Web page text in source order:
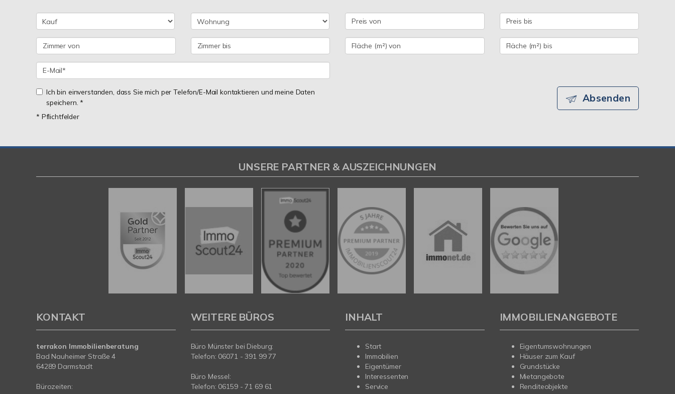
Ich bin einverstanden, dass Sie mich per Telefon/E-Mail kontaktieren und meine Daten
speichern. *
* Pflichtfelder
Absenden
UNSERE PARTNER & AUSZEICHNUNGEN
KONTAKT
terrakon Immobilienberatung
Bad Nauheimer Straße 4
64289 Darmstadt
Bürozeiten:
WEITERE BÜROS
Büro Münster bei Dieburg:
Telefon: 06071 - 391 99 77
Büro Messel:
Telefon: 06159 - 71 69 61
INHALT
Start
Immobilien
Eigentümer
Interessenten
Service
IMMOBILIENANGEBOTE
Eigentumswohnungen
Häuser zum Kauf
Grundstücke
Mietangebote
Renditeobjekte